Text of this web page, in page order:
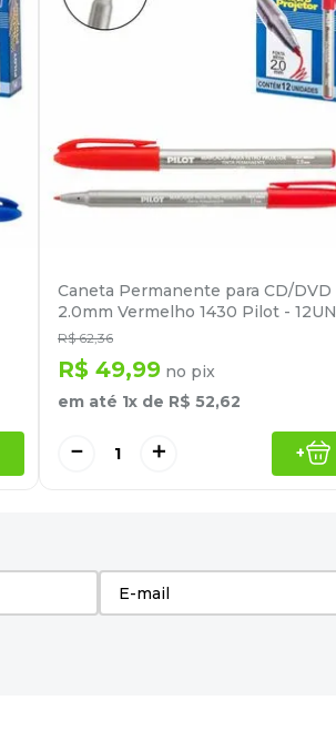
Caneta Permanente para CD/DVD
2.0mm Vermelho 1430 Pilot - 12UN
R$ 62,36
R$ 49,99 no pix
em até 1x de R$ 52,62
＋
－ +